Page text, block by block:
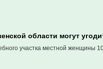
области могут
участка местной женщины